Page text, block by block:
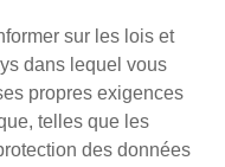
sur les lois et
dans lequel vous
propres exigences
telles que les
des données